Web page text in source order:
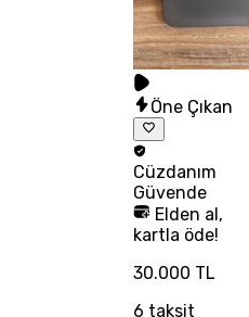
Öne Çıkan
Cüzdanım
Güvende
Elden al,
kartla öde!
30.000 TL
6 taksit